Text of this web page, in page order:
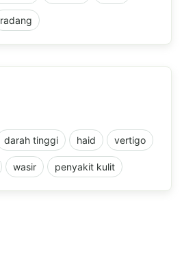
radang
darah tinggi haid vertigo
wasir penyakit kulit